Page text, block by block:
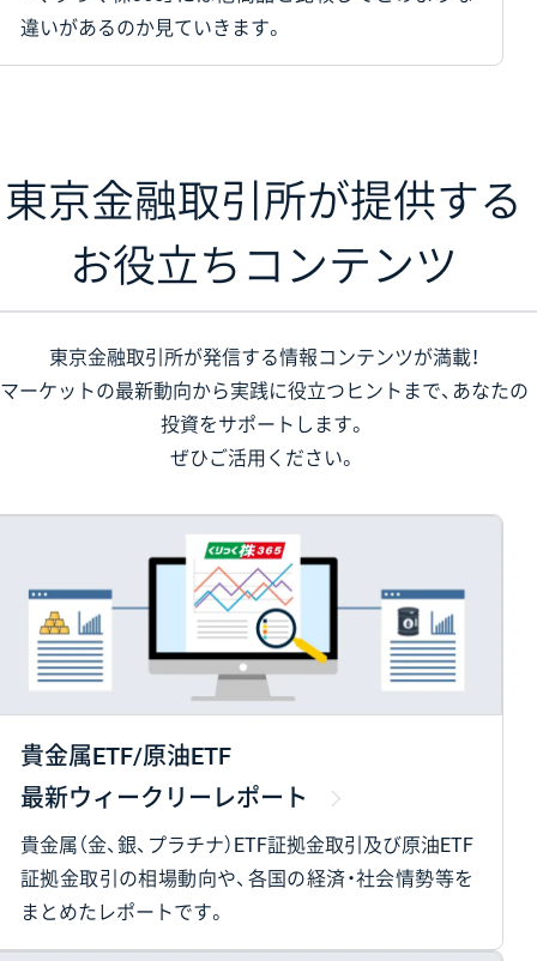
違いがあるのか見ていきます。
東京金融取引所が提供する
お役立ちコンテンツ
東京金融取引所が発信する情報コンテンツが満載！
マーケットの最新動向から実践に役立つヒントまで、あなたの
投資をサポートします。
ぜひご活用ください。
貴金属ETF/原油ETF
最新ウィークリーレポート
貴金属（金、銀、プラチナ）ETF証拠金取引及び原油ETF
証拠金取引の相場動向や、各国の経済・社会情勢等を
まとめたレポートです。